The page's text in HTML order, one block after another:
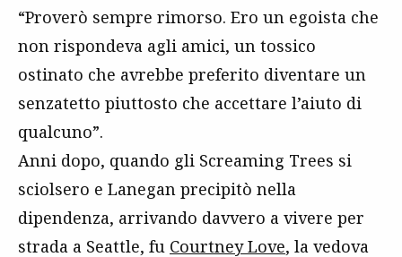
“Proverò sempre rimorso. Ero un egoista che
non rispondeva agli amici, un tossico
ostinato che avrebbe preferito diventare un
senzatetto piuttosto che accettare l’aiuto di
qualcuno”.
Anni dopo, quando gli Screaming Trees si
sciolsero e Lanegan precipitò nella
dipendenza, arrivando davvero a vivere per
strada a Seattle, fu Courtney Love, la vedova